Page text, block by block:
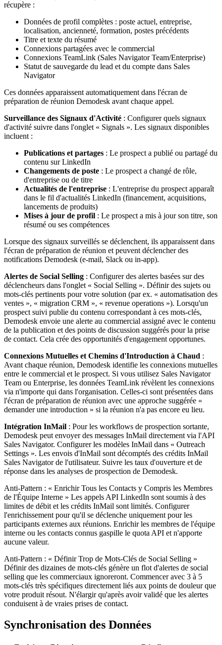
récupère :
Données de profil complètes : poste actuel, entreprise,
localisation, ancienneté, formation, postes précédents
Titre et texte du résumé
Connexions partagées avec le commercial
Connexions TeamLink (Sales Navigator Team/Enterprise)
Statut de sauvegarde du lead et du compte dans Sales
Navigator
Ces données apparaissent automatiquement dans l'écran de
préparation de réunion Demodesk avant chaque appel.
Surveillance des Signaux d'Activité : Configurer quels signaux
d'activité suivre dans l'onglet « Signals ». Les signaux disponibles
incluent :
Publications et partages : Le prospect a publié ou partagé du
contenu sur LinkedIn
Changements de poste : Le prospect a changé de rôle,
d'entreprise ou de titre
Actualités de l'entreprise : L'entreprise du prospect apparaît
dans le fil d'actualités LinkedIn (financement, acquisitions,
lancements de produits)
Mises à jour de profil : Le prospect a mis à jour son titre, son
résumé ou ses compétences
Lorsque des signaux surveillés se déclenchent, ils apparaissent dans
l'écran de préparation de réunion et peuvent déclencher des
notifications Demodesk (e-mail, Slack ou in-app).
Alertes de Social Selling : Configurer des alertes basées sur des
déclencheurs dans l'onglet « Social Selling ». Définir des sujets ou
mots-clés pertinents pour votre solution (par ex. « automatisation des
ventes », « migration CRM », « revenue operations »). Lorsqu'un
prospect suivi publie du contenu correspondant à ces mots-clés,
Demodesk envoie une alerte au commercial assigné avec le contenu
de la publication et des points de discussion suggérés pour la prise
de contact. Cela crée des opportunités d'engagement opportunes.
Connexions Mutuelles et Chemins d'Introduction à Chaud :
Avant chaque réunion, Demodesk identifie les connexions mutuelles
entre le commercial et le prospect. Si vous utilisez Sales Navigator
Team ou Enterprise, les données TeamLink révèlent les connexions
via n'importe qui dans l'organisation. Celles-ci sont présentées dans
l'écran de préparation de réunion avec une approche suggérée «
demander une introduction » si la réunion n'a pas encore eu lieu.
Intégration InMail : Pour les workflows de prospection sortante,
Demodesk peut envoyer des messages InMail directement via l'API
Sales Navigator. Configurer les modèles InMail dans « Outreach
Settings ». Les envois d'InMail sont décomptés des crédits InMail
Sales Navigator de l'utilisateur. Suivre les taux d'ouverture et de
réponse dans les analyses de prospection de Demodesk.
Anti-Pattern : « Enrichir Tous les Contacts y Compris les Membres
de l'Équipe Interne » Les appels API LinkedIn sont soumis à des
limites de débit et les crédits InMail sont limités. Configurer
l'enrichissement pour qu'il se déclenche uniquement pour les
participants externes aux réunions. Enrichir les membres de l'équipe
interne ou les contacts connus gaspille le quota API et n'apporte
aucune valeur.
Anti-Pattern : « Définir Trop de Mots-Clés de Social Selling »
Définir des dizaines de mots-clés génère un flot d'alertes de social
selling que les commerciaux ignoreront. Commencer avec 3 à 5
mots-clés très spécifiques directement liés aux points de douleur que
votre produit résout. N'élargir qu'après avoir validé que les alertes
conduisent à de vraies prises de contact.
Synchronisation des Données